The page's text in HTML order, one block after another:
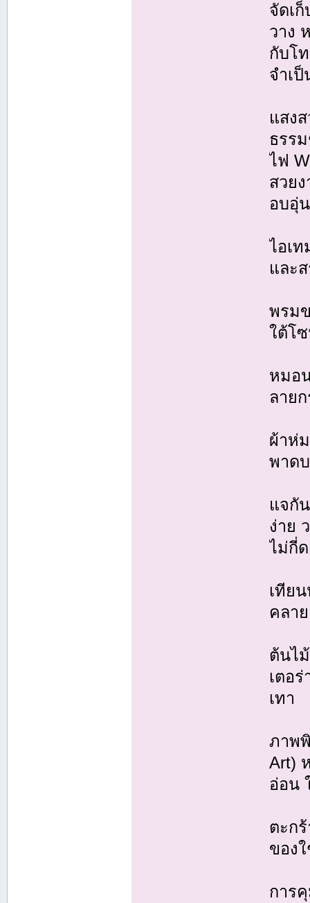
จัดเ
วาง
กับโ
จำเ
แสง
ธรร
ไฟ
สวย
อบอุ่น
ไอเ
และ
พรม
ใต้โ
หมอ
ลาย
ผ้าห่
พาด
แจกั
ง่าย
ไม่กี่
เทีย
คลา
ต้นไ
เตอ
เทา
ภาพ
Art)
อ่อน
ตะก
ของ
การ